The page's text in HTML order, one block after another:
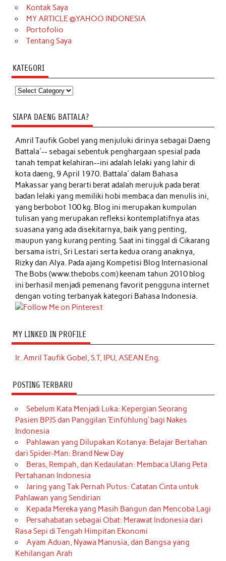
Kontak Saya
MY ARTICLE @YAHOO INDONESIA
Portofolio
Tentang Saya
KATEGORI
Kategori
SIAPA DAENG BATTALA?
Amril Taufik Gobelyang menjuluki dirinya sebagai Daeng
Battala'-- sebagai sebentuk penghargaan spesial pada
tanah tempat kelahiran--ini adalah lelaki yang lahir di
kota daeng, 9 April 1970. Battala' dalam Bahasa
Makassar yang berarti berat adalah merujuk pada berat
badan lelaki yang memiliki hobi membaca dan menulis ini,
yang berbobot 100 kg. Blog ini merupakan kumpulan
tulisan yang merupakan refleksi kontemplatifnya atas
suasana yang ada disekitarnya, baik yang penting,
maupun yang kurang penting. Saat ini tinggal di Cikarang
bersama istri, Sri Lestari serta kedua orang anaknya,
Rizky dan Alya. Pada ajang Kompetisi Blog Internasional
The Bobs (www.thebobs.com) keenam tahun 2010 blog
ini berhasil menjadi pemenang favorit pengguna internet
dengan voting terbanyak kategori Bahasa Indonesia.
MY LINKED IN PROFILE
Ir. Amril Taufik Gobel, S.T, IPU, ASEAN Eng.
POSTING TERBARU
Sebelum Kata Menjadi Luka: Kepergian Seorang
Pasien BPJS dan Panggilan ‘Einfühlung’ bagi Nakes
Indonesia
Pahlawan yang Dilupakan Kotanya: Belajar Bertahan
dari Spider-Man: Brand New Day
Beras, Rempah, dan Kedaulatan: Membaca Ulang Peta
Pertahanan Indonesia
Jaring yang Tak Pernah Putus: Catatan Cinta untuk
Pahlawan yang Sendirian
Kepada Mereka yang Masih Bangun dan Mencoba Lagi
Persahabatan sebagai Obat: Merawat Indonesia dari
Rasa Sepi di Tengah Himpitan Ekonomi
Ayam Aduan, Nyawa Manusia, dan Bangsa yang
Kehilangan Arah